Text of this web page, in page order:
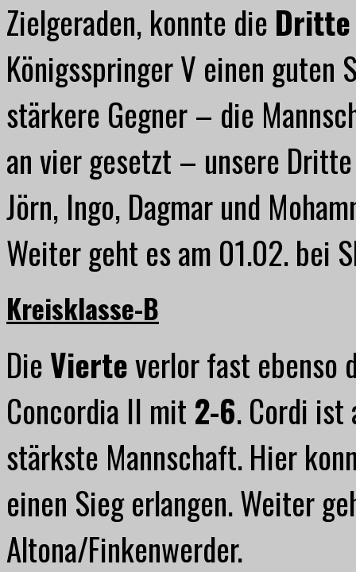
Zielgeraden, konnte die
Königsspringer V einen guten
stärkere Gegner – die
an vier gesetzt – unsere
Jörn, Ingo, Dagmar und
Weiter geht es am 01.02. bei
Kreisklasse-B
DieVierteverlor fast ebenso
Concordia II mit 2-6. Cordi ist
stärkste Mannschaft. Hier
einen Sieg erlangen. Weiter
Altona/Finkenwerder.